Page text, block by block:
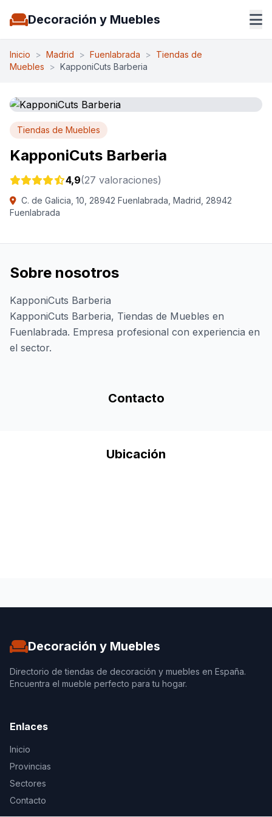
Decoración y Muebles
Inicio > Madrid > Fuenlabrada > Tiendas de
Muebles
> KapponiCuts Barberia
Tiendas de Muebles
KapponiCuts Barberia
4,9(27 valoraciones)
C. de Galicia, 10, 28942 Fuenlabrada, Madrid, 28942
Fuenlabrada
Sobre nosotros
KapponiCuts Barberia
KapponiCuts Barberia, Tiendas de Muebles en
Fuenlabrada. Empresa profesional con experiencia en
el sector.
Contacto
Ubicación
Decoración y Muebles
Directorio de tiendas de decoración y muebles en España.
Encuentra el mueble perfecto para tu hogar.
Enlaces
Inicio
Provincias
Sectores
Contacto